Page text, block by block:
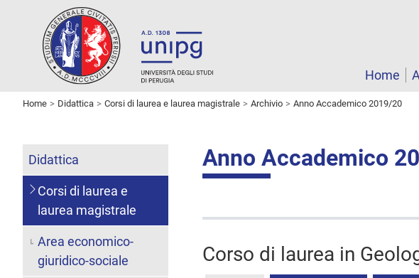
Home
Home Didattica Corsi di laurea e laurea magistrale Archivio Anno Accademico 2019/20
Anno Accademico
Corso di laurea in
Didattica
Corsi di laurea e
laurea magistrale
Area economico-
giuridico-sociale